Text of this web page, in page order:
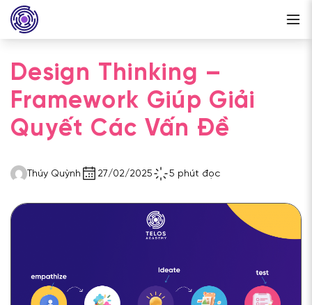
Design Thinking –
Framework Giúp Giải
Quyết Các Vấn Đề
Thúy Quỳnh 27/02/2025 5 phút đọc